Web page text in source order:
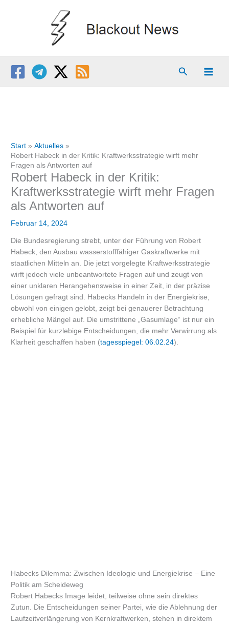
Suchen
Start
Aktuelles
Robert Habeck in der Kritik: Kraftwerksstrategie wirft mehr
Fragen als Antworten auf
Robert Habeck in der Kritik:
Kraftwerksstrategie wirft mehr Fragen
als Antworten auf
Februar 14, 2024
Die Bundesregierung strebt, unter der Führung von Robert
Habeck, den Ausbau wasserstofffähiger Gaskraftwerke mit
staatlichen Mitteln an. Die jetzt vorgelegte Kraftwerksstrategie
wirft jedoch viele unbeantwortete Fragen auf und zeugt von
einer unklaren Herangehensweise in einer Zeit, in der präzise
Lösungen gefragt sind. Habecks Handeln in der Energiekrise,
obwohl von einigen gelobt, zeigt bei genauerer Betrachtung
erhebliche Mängel auf. Die umstrittene „Gasumlage“ ist nur ein
Beispiel für kurzlebige Entscheidungen, die mehr Verwirrung als
Klarheit geschaffen haben (tagesspiegel: 06.02.24).
Habecks Dilemma: Zwischen Ideologie und Energiekrise – Eine
Politik am Scheideweg
Robert Habecks Image leidet, teilweise ohne sein direktes
Zutun. Die Entscheidungen seiner Partei, wie die Ablehnung der
Laufzeitverlängerung von Kernkraftwerken, stehen in direktem